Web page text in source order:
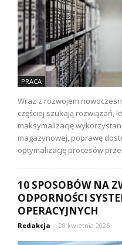
PRACA
Wraz z rozwojem
częściej szukają rozwiązań,
maksymalizację
magazynowej, poprawę
optymalizację procesów
10 SPOSOBÓW NA
ODPORNOŚCI
OPERACYJNYCH
Redakcja - 28 kwietnia 2026